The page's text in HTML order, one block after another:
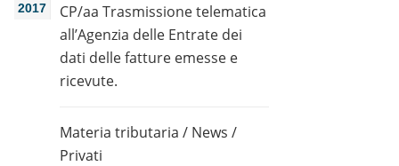
2017
CP/aa Trasmissione telematica
all’Agenzia delle Entrate dei
dati delle fatture emesse e
ricevute.
Materia tributaria / News /
Privati